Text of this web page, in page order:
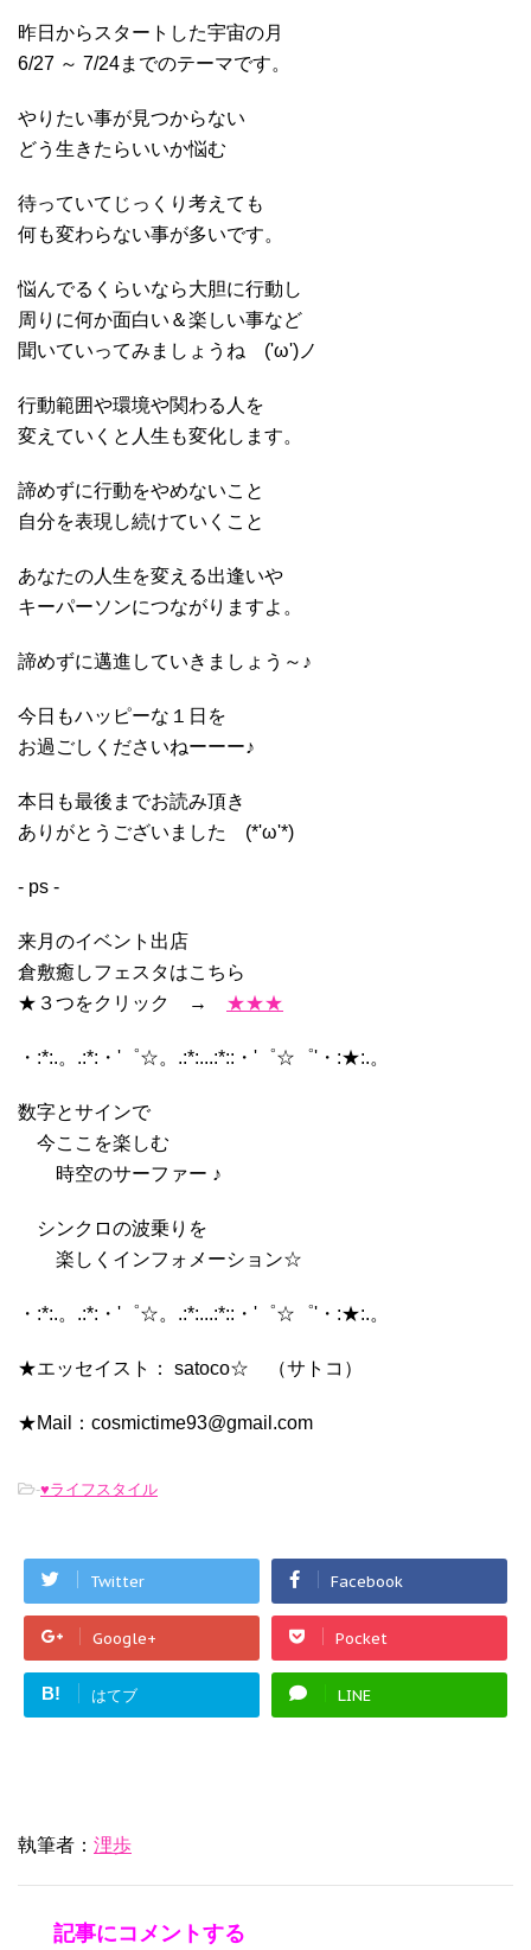
昨日からスタートした宇宙の月
6/27 ～ 7/24までのテーマです。
やりたい事が見つからない
どう生きたらいいか悩む
待っていてじっくり考えても
何も変わらない事が多いです。
悩んでるくらいなら大胆に行動し
周りに何か面白い＆楽しい事など
聞いていってみましょうね ('ω')ノ
行動範囲や環境や関わる人を
変えていくと人生も変化します。
諦めずに行動をやめないこと
自分を表現し続けていくこと
あなたの人生を変える出逢いや
キーパーソンにつながりますよ。
諦めずに邁進していきましょう～♪
今日もハッピーな１日を
お過ごしくださいねーーー♪
本日も最後までお読み頂き
ありがとうございました (*'ω'*)
- ps -
来月のイベント出店
倉敷癒しフェスタはこちら
★３つをクリック → ★★★
・:*:.。.:*:・'゜☆。.:*:...:*::・'゜☆゜'・:★:.。
数字とサインで
今ここを楽しむ
時空のサーファー ♪
シンクロの波乗りを
楽しくインフォメーション☆
・:*:.。.:*:・'゜☆。.:*:...:*::・'゜☆゜'・:★:.。
★エッセイスト： satoco☆ （サトコ）
★Mail：cosmictime93@gmail.com
-♥ライフスタイル
Twitter Facebook
Google+ Pocket
B! はてブ LINE
執筆者： 浬歩
記事にコメントする